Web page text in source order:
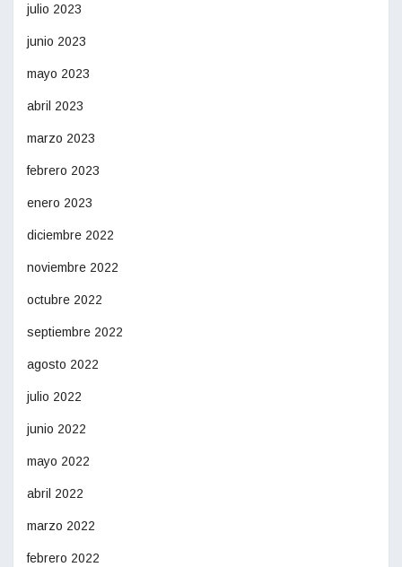
julio 2023
junio 2023
mayo 2023
abril 2023
marzo 2023
febrero 2023
enero 2023
diciembre 2022
noviembre 2022
octubre 2022
septiembre 2022
agosto 2022
julio 2022
junio 2022
mayo 2022
abril 2022
marzo 2022
febrero 2022